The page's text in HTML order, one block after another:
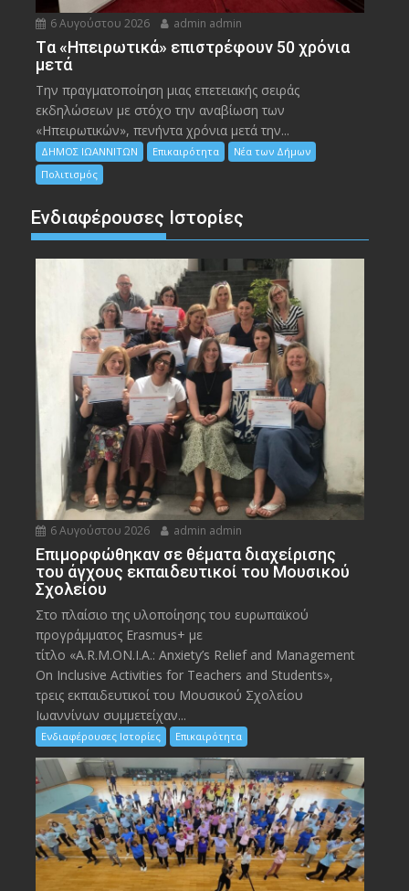
6 Αυγούστου 2026 admin admin
Tα «Ηπειρωτικά» επιστρέφουν 50 χρόνια
μετά
Την πραγματοποίηση μιας επετειακής σειράς
εκδηλώσεων με στόχο την αναβίωση των
«Ηπειρωτικών», πενήντα χρόνια μετά την...
ΔΗΜΟΣ ΙΩΑΝΝΙΤΩΝ Επικαιρότητα
Νέα των Δήμων
Πολιτισμός
Ενδιαφέρουσες Ιστορίες
6 Αυγούστου 2026 admin admin
Eπιμορφώθηκαν σε θέματα διαχείρισης
του άγχους εκπαιδευτικοί του Μουσικού
Σχολείου
Στο πλαίσιο της υλοποίησης του ευρωπαϊκού
προγράμματος Erasmus+ με
τίτλο «A.R.M.ON.I.A.: Anxiety’s Relief and Management
On Inclusive Activities for Teachers and Students»,
τρεις εκπαιδευτικοί του Μουσικού Σχολείου
Ιωαννίνων συμμετείχαν...
Ενδιαφέρουσες Ιστορίες Επικαιρότητα